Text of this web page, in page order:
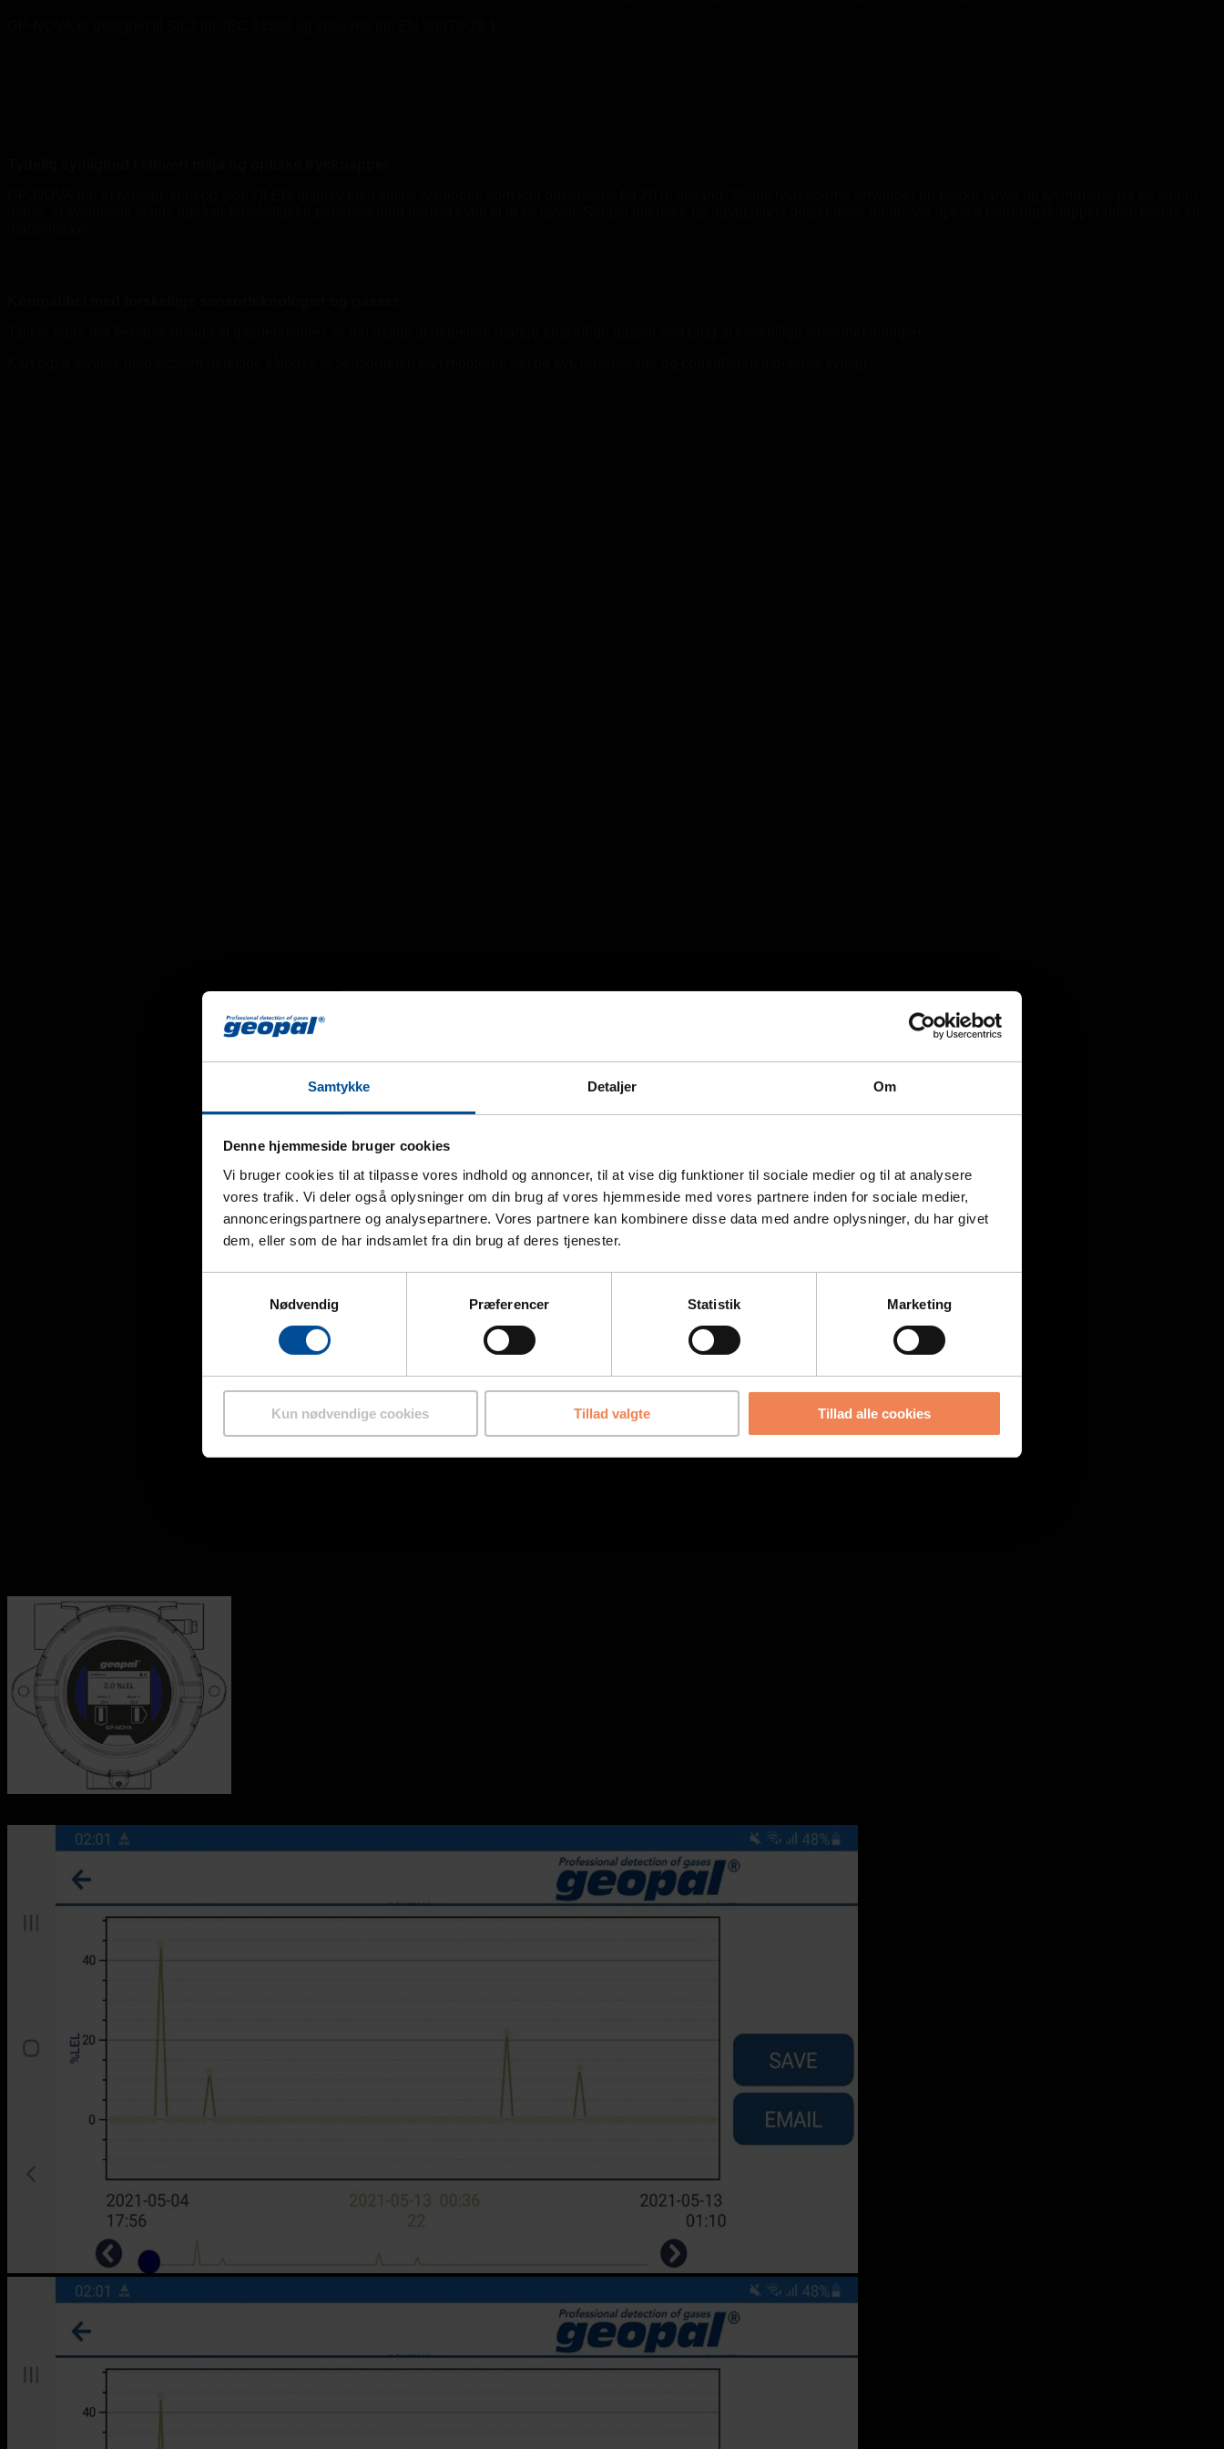
Samtykke Detaljer Om
Denne hjemmeside bruger cookies
Vi bruger cookies til at tilpasse vores indhold og annoncer, til at vise dig funktioner til sociale medier og til at analysere
vores trafik. Vi deler også oplysninger om din brug af vores hjemmeside med vores partnere inden for sociale medier,
annonceringspartnere og analysepartnere. Vores partnere kan kombinere disse data med andre oplysninger, du har givet
dem, eller som de har indsamlet fra din brug af deres tjenester.
Nødvendig
Præferencer Statistik Marketing
Kun nødvendige cookies Tillad valgte Tillad alle cookies